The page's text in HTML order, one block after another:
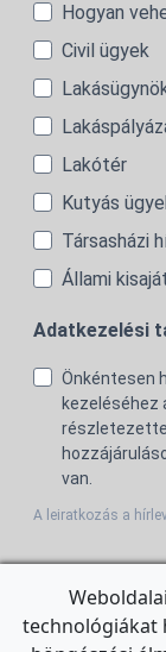
Hogyan
Civil ügyek
Lakótér
Kutyás
Társasházi
Állami
Adatkezelési
Önkéntesen
kezeléséhez
van.
A leiratkozás a
technológiákat